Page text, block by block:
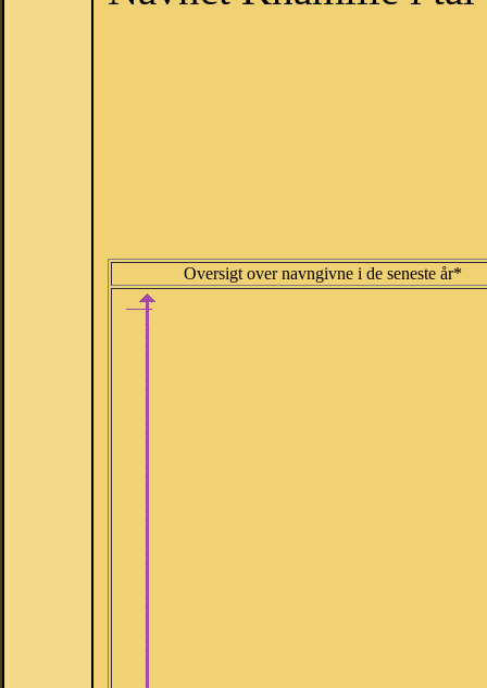
Oversigt over navngivne i de seneste år*